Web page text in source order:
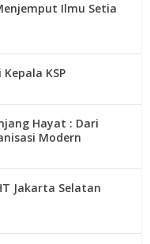
Ilmu Setia
KSP
Hayat : Dari
Modern
Jakarta Selatan